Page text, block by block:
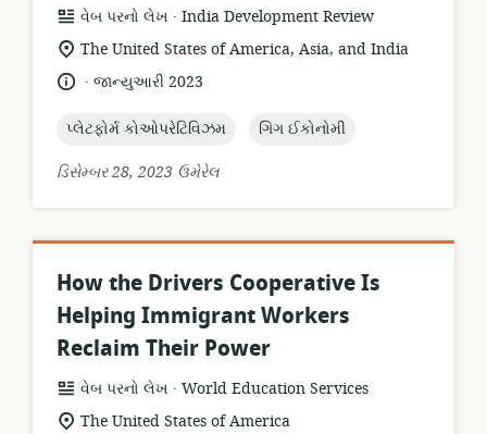
સંસાધન
બંધારણ:
વેબ પરનો લેખ .
પ્રકાશક:
India Development Review
સુસંગતતા
The United States of America, Asia, and India
ભાષા:.
પ્રકાશન
જાન્યુઆરી 2023
topic:
પ્લેટફોર્મ કોઓપરેટિવિઝમ topic:
ગિગ ઈકોનોમી
ડિસેમ્બર 28, 2023 ઉમેરેલ
How the Drivers Cooperative Is
Helping Immigrant Workers
Reclaim Their Power
સંસાધન
બંધારણ:
વેબ પરનો લેખ .
પ્રકાશક:
World Education Services
સુસંગતતા
The United States of America